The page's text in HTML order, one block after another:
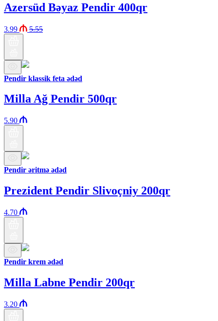
Azersüd Bəyaz Pendir 400qr
3.99 5.55
Pendir klassik feta ədəd
Milla Ağ Pendir 500qr
5.90
Pendir əritmə ədəd
Prezident Pendir Slivoçniy 200qr
4.70
Pendir krem ədəd
Milla Labne Pendir 200qr
3.20